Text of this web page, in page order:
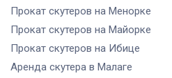
Прокат скутеров на Менорке
Прокат скутеров на Майорке
Прокат скутеров на Ибице
Аренда скутера в Малаге